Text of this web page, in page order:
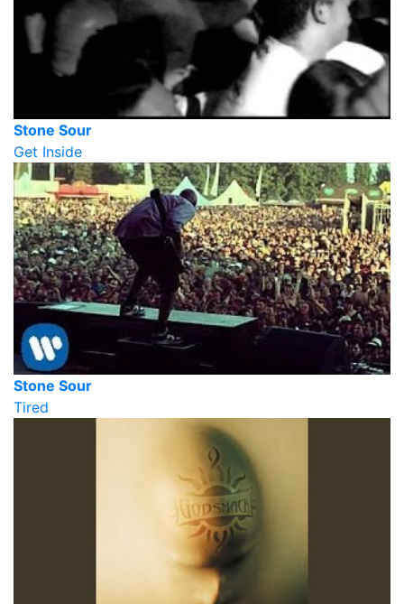
Stone Sour
Get Inside
Stone Sour
Tired